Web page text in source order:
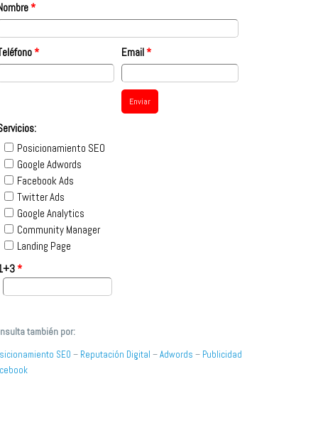
*
* Email*
Posicionamiento SEO
Google Adwords
Facebook Ads
Twitter Ads
Google Analytics
Community Manager
Landing Page
*
también por:
SEO – Reputación Digital –Adwords – Publicidad